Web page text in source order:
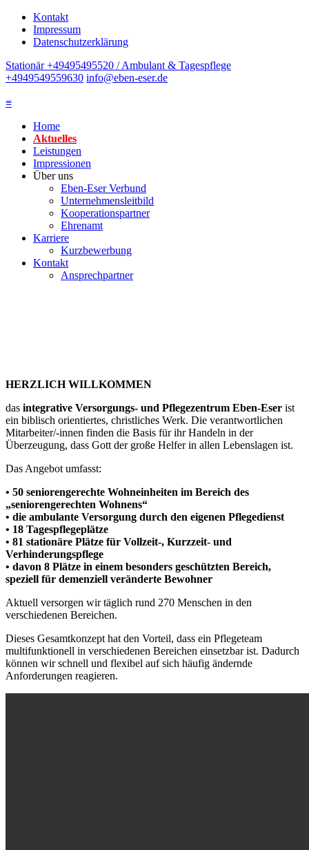
Kontakt
Impressum
Datenschutzerklärung
Stationär +49495495520 / Ambulant & Tagespflege
+4949549559630 info@eben-eser.de
≡
Home
Aktuelles
Leistungen
Impressionen
Über uns
Eben-Eser Verbund
Unternehmensleitbild
Kooperationspartner
Ehrenamt
Karriere
Kurzbewerbung
Kontakt
Ansprechpartner
HERZLICH WILLKOMMEN
das integrative Versorgungs- und Pflegezentrum Eben-Eser ist
ein biblisch orientiertes, christliches Werk. Die verantwortlichen
Mitarbeiter/-innen finden die Basis für ihr Handeln in der
Überzeugung, dass Gott der große Helfer in allen Lebenslagen ist.
Das Angebot umfasst:
• 50 seniorengerechte Wohneinheiten im Bereich des
„seniorengerechten Wohnens“
• die ambulante Versorgung durch den eigenen Pflegedienst
• 18 Tagespflegeplätze
• 81 stationäre Plätze für Vollzeit-, Kurzzeit- und
Verhinderungspflege
• davon 8 Plätze in einem besonders geschützten Bereich,
speziell für demenziell veränderte Bewohner
Aktuell versorgen wir täglich rund 270 Menschen in den
verschiedenen Bereichen.
Dieses Gesamtkonzept hat den Vorteil, dass ein Pflegeteam
multifunktionell in verschiedenen Bereichen einsetzbar ist. Dadurch
können wir schnell und flexibel auf sich häufig ändernde
Anforderungen reagieren.